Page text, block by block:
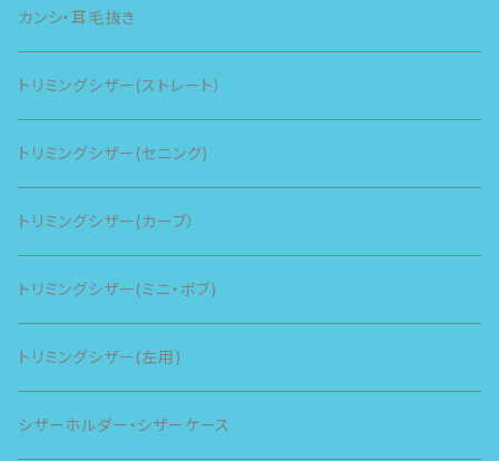
カンシ・耳毛抜き
トリミングシザー(ストレート）
トリミングシザー(セニング)
トリミングシザー(カーブ）
トリミングシザー(ミニ・ボブ)
トリミングシザー(左用)
シザーホルダー・シザーケース